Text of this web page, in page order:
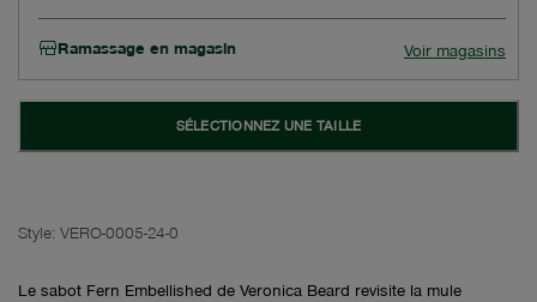
Ramassage en magasin Voir magasins
SÉLECTIONNEZ UNE TAILLE
Style: VERO-0005-24-0
Le sabot Fern Embellished de Veronica Beard revisite la mule